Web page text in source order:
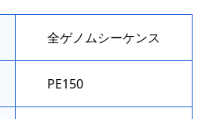
全ゲノムシーケンス
PE150